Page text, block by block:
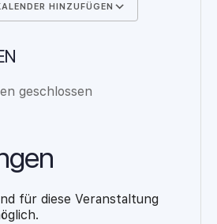
HINZUFÜGEN
geschlossen
für diese Veranstaltung